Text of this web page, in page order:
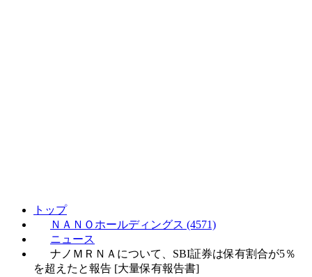
トップ
ＮＡＮＯホールディングス (4571)
ニュース
ナノＭＲＮＡについて、SBI証券は保有割合が5％
を超えたと報告 [大量保有報告書]